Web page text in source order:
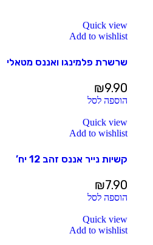
Quick view
Add to wishlist
שרשרת פלמינגו ואננס מטאלי
₪9.90
הוספה לסל
Quick view
Add to wishlist
קשיות נייר אננס זהב 12 יח’
₪7.90
הוספה לסל
Quick view
Add to wishlist